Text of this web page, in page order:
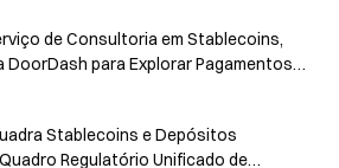
de Consultoria em Stablecoins,
DoorDash para Explorar Pagamentos
Stablecoins e Depósitos
Regulatório Unificado de